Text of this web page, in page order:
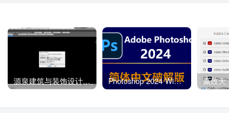
源泉建筑与装饰设计CAD插件工具箱（YQArch 6.7.4） Photoshop 2024 Win|Mac 简体中文破解版安装包下载及安装教程